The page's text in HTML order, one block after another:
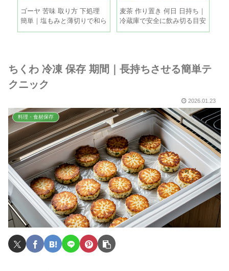
ゴーヤ 苦味 取り方 下処理
簡単｜塩もみと薄切りで和ら
げる手順
麦茶 作り置き 何日 日持ち｜
冷蔵庫で安全に飲み切る目安
と保存のコツ
ちくわ 冷凍 保存 期間｜長持ちさせる簡単テ
クニック
2026.01.23
料理・食材保存